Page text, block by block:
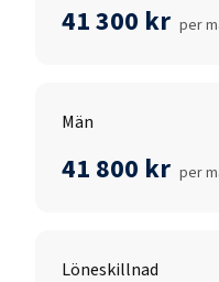
41 300 kr per
Män
41 800 kr per
Löneskillnad